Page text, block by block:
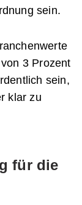
sein.
3 Prozent
sein,
klar zu
für die